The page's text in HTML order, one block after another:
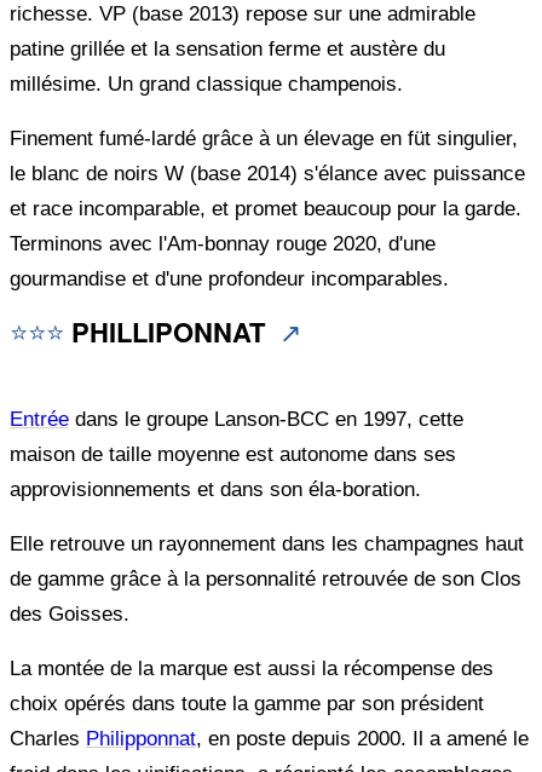
richesse. VP (base 2013) repose sur une admirable
patine grillée et la sensation ferme et austère du
millésime. Un grand classique champenois.
Finement fumé-lardé grâce à un élevage en füt singulier,
le blanc de noirs W (base 2014) s'élance avec puissance
et race incomparable, et promet beaucoup pour la garde.
Terminons avec l'Am-bonnay rouge 2020, d'une
gourmandise et d'une profondeur incomparables.
⭐⭐⭐ PHILLIPONNAT ↗️
Entrée dans le groupe Lanson-BCC en 1997, cette
maison de taille moyenne est autonome dans ses
approvisionnements et dans son éla-boration.
Elle retrouve un rayonnement dans les champagnes haut
de gamme grâce à la personnalité retrouvée de son Clos
des Goisses.
La montée de la marque est aussi la récompense des
choix opérés dans toute la gamme par son président
Charles Philipponnat, en poste depuis 2000. Il a amené le